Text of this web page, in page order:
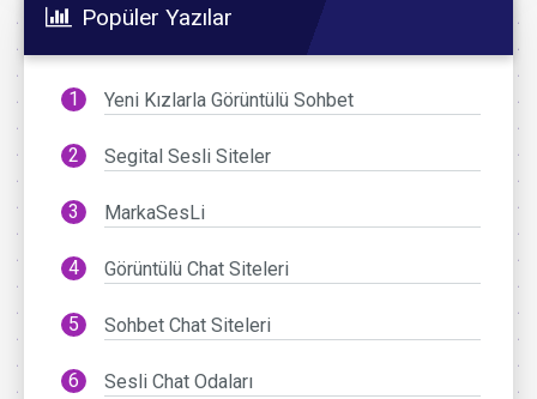
Popüler Yazılar
Yeni Kızlarla Görüntülü Sohbet
Segital Sesli Siteler
MarkaSesLi
Görüntülü Chat Siteleri
Sohbet Chat Siteleri
Sesli Chat Odaları